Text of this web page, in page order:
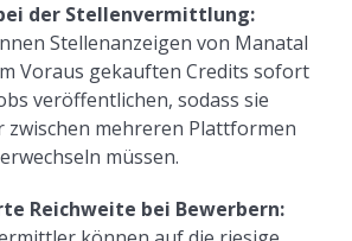
der Stellenvermittlung:
Stellenanzeigen von Manatal
Voraus gekauften Credits sofort
veröffentlichen, sodass sie
zwischen mehreren Plattformen
müssen.
Reichweite bei Bewerbern: